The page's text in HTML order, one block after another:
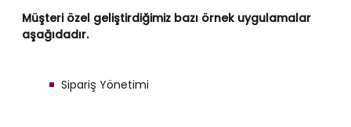
Müşteri özel geliştirdiğimiz bazı örnek uygulamalar
aşağıdadır.
Sipariş Yönetimi